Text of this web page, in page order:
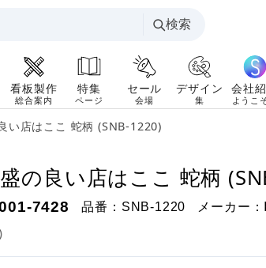
検索
看板製作
総合案内
特集
ページ
セール
会場
デザイン
集
会社
ようこ
い店はここ 蛇柄 (SNB-1220)
の良い店はここ 蛇柄
7428 品番： SNB-1220 メーカー